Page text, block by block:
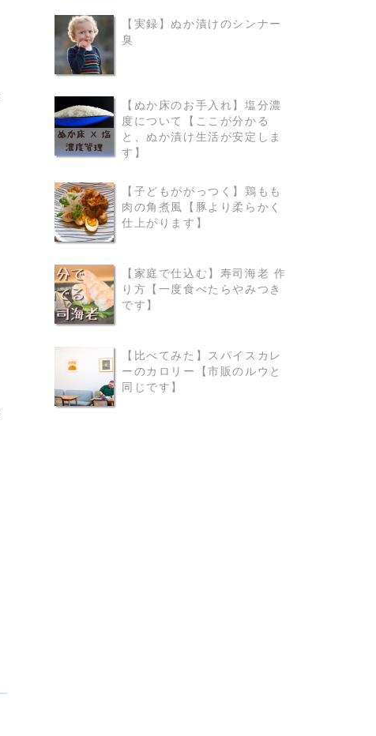
READ MORE
【実録】ぬか漬けのシンナー
臭
READ MORE
【ぬか床のお手入れ】塩分濃
度について【ここが分かる
と、ぬか漬け生活が安定しま
す】
READ MORE
【子どもががっつく】鶏もも
肉の角煮風【豚より柔らかく
仕上がります】
READ MORE
【家庭で仕込む】寿司海老 作
り方【一度食べたらやみつき
です】
READ MORE
【比べてみた】スパイスカレ
ーのカロリー【市販のルウと
同じです】